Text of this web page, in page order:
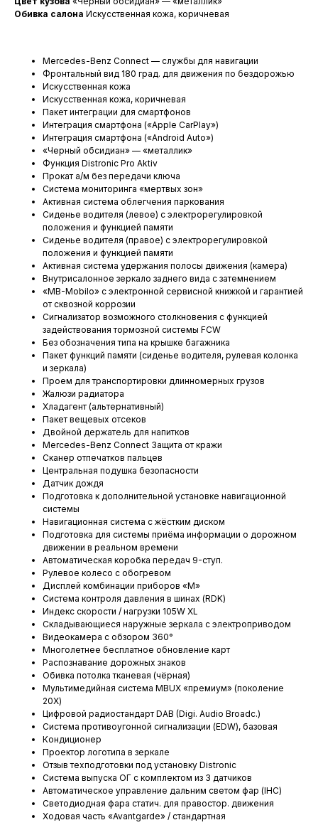
Обивка салона Искусственная кожа, коричневая
Mercedes-Benz Connect — службы для навигации
Фронтальный вид 180 град. для движения по бездорожью
Искусственная кожа
Искусственная кожа, коричневая
Пакет интеграции для смартфонов
Интеграция смартфона («Apple CarPlay»)
Интеграция смартфона («Android Auto»)
«Черный обсидиан» — «металлик»
Функция Distronic Pro Aktiv
Прокат а/м без передачи ключа
Система мониторинга «мертвых зон»
Активная система облегчения паркования
Сиденье водителя (левое) с электрорегулировкой
положения и функцией памяти
Сиденье водителя (правое) с электрорегулировкой
положения и функцией памяти
Активная система удержания полосы движения (камера)
Внутрисалонное зеркало заднего вида с затемнением
«MB-Mobilo» с электронной сервисной книжкой и гарантией
от сквозной коррозии
Сигнализатор возможного столкновения с функцией
задействования тормозной системы FCW
Без обозначения типа на крышке багажника
Пакет функций памяти (сиденье водителя, рулевая колонка
и зеркала)
Проем для транспортировки длинномерных грузов
Жалюзи радиатора
Хладагент (альтернативный)
Пакет вещевых отсеков
Двойной держатель для напитков
Mercedes-Benz Connect Защита от кражи
Сканер отпечатков пальцев
Центральная подушка безопасности
Датчик дождя
Подготовка к дополнительной установке навигационной
системы
Навигационная система с жёстким диском
Подготовка для системы приёма информации о дорожном
движении в реальном времени
Автоматическая коробка передач 9-ступ.
Рулевое колесо с обогревом
Дисплей комбинации приборов «М»
Система контроля давления в шинах (RDK)
Индекс скорости / нагрузки 105W XL
Складывающиеся наружные зеркала с электроприводом
Видеокамера с обзором 360°
Многолетнее бесплатное обновление карт
Распознавание дорожных знаков
Обивка потолка тканевая (чёрная)
Мультимедийная система MBUX «премиум» (поколение
20Х)
Цифровой радиостандарт DAB (Digi. Audio Broadc.)
Система противоугонной сигнализации (EDW), базовая
Кондиционер
Проектор логотипа в зеркале
Отзыв техподготовки под установку Distronic
Система выпуска ОГ с комплектом из 3 датчиков
Автоматическое управление дальним светом фар (IHC)
Светодиодная фара статич. для правостор. движения
Ходовая часть «Avantgarde» / стандартная